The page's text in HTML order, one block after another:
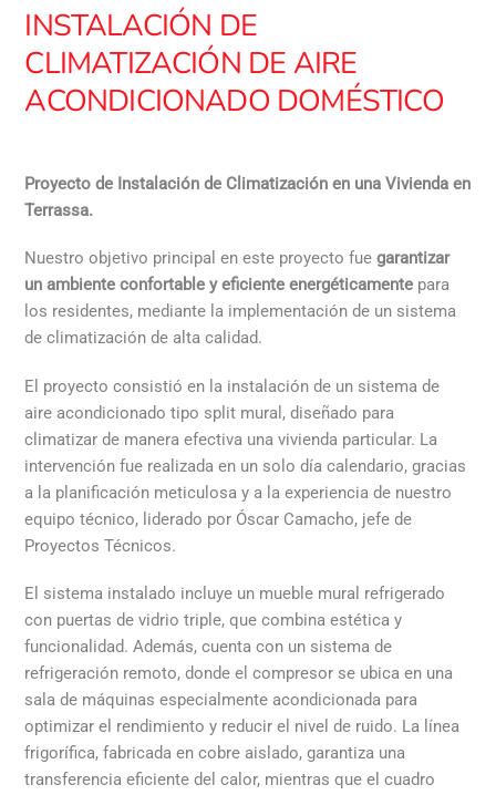
INSTALACIÓN DE
CLIMATIZACIÓN DE AIRE
ACONDICIONADO DOMÉSTICO
Proyecto de Instalación de Climatización en una Vivienda en
Terrassa.
Nuestro objetivo principal en este proyecto fuegarantizar
un ambiente confortable y eficiente energéticamente para
los residentes, mediante la implementación de un sistema
de climatización de alta calidad.
El proyecto consistió en la instalación de un sistema de
aire acondicionado tipo split mural, diseñado para
climatizar de manera efectiva una vivienda particular. La
intervención fue realizada en un solo día calendario, gracias
a la planificación meticulosa y a la experiencia de nuestro
equipo técnico, liderado por Óscar Camacho, jefe de
Proyectos Técnicos.
El sistema instalado incluye un mueble mural refrigerado
con puertas de vidrio triple, que combina estética y
funcionalidad. Además, cuenta con un sistema de
refrigeración remoto, donde el compresor se ubica en una
sala de máquinas especialmente acondicionada para
optimizar el rendimiento y reducir el nivel de ruido. La línea
frigorífica, fabricada en cobre aislado, garantiza una
transferencia eficiente del calor, mientras que el cuadro